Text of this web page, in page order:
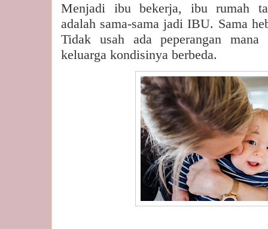
Menjadi ibu bekerja, ibu rumah
adalah sama-sama jadi IBU. Sama
Tidak usah ada peperangan
keluarga kondisinya berbeda.